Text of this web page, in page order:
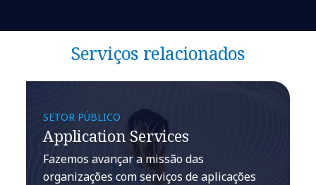
Serviços relacionados
SETOR PÚBLICO
Application Services
Fazemos avançar a missão das
organizações com serviços de aplicações